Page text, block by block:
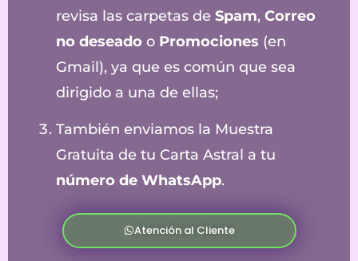
revisa las carpetas de Spam, Correo
no deseado o Promociones (en
Gmail), ya que es común que sea
dirigido a una de ellas;
También enviamos la Muestra
Gratuita de tu Carta Astral a tu
número de WhatsApp.
Atención al Cliente